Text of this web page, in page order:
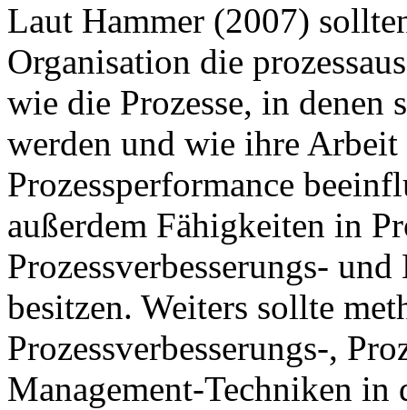
Laut Hammer (2007)
Organisation die
wie die Prozesse, in
werden und wie ihre
Prozessperformance
außerdem Fähigkeiten in
Prozessverbesserungs-
besitzen. Weiters sollte
Prozessverbesserungs-,
Management-Techniken in